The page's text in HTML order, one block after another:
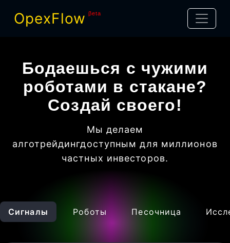
OpexFlow βeta
Бодаешься с чужими
роботами в стакане?
Создай своего!
Мы делаем
алготрейдингдоступным для миллионов
частных инвесторов.
Сигналы Роботы Песочница